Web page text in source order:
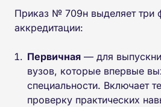
Приказ № 709н выделяет три
аккредитации:
Первичная — для
вузов, которые впервые
специальности. Включает
проверку практических